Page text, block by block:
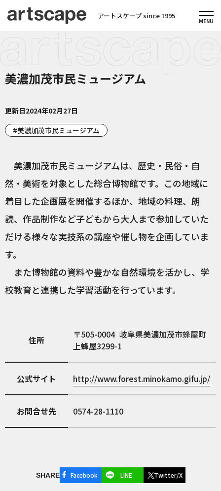
アートスケープ since 1995
美濃加茂市民ミュージアム
更新日2024年02月27日
美濃加茂市民ミュージアム
美濃加茂市民ミュージアムは、歴史・民俗・自
然・美術を対象とした総合博物館です。この地域に
着目した企画展を開催するほか、地域の料理、朗
読、作品制作など子どもから大人まで参加していた
だける様々な実技系の講座や催し物を企画していま
す。
また博物館の資料や豊かな自然環境を活かし、学
校教育と連携した学習活動を行っています。
住所 505-0004 岐阜県美濃加茂市蜂屋町
上蜂屋3299-1
公式サイト http://www.forest.minokamo.gifu.jp/
お問合せ先 0574-28-1110
SHARE Facebook LINE Twitter/X